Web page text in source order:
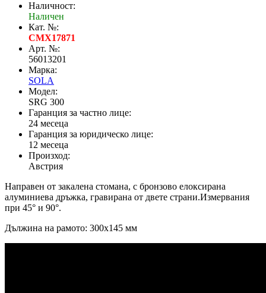
Наличност:
Наличен
Кат. №:
CMX17871
Арт. №:
56013201
Марка:
SOLA
Модел:
SRG 300
Гаранция за частно лице:
24 месеца
Гаранция за юридическо лице:
12 месеца
Произход:
Австрия
Направен от закалена стомана, с бронзово елоксирана
алуминиева дръжка, гравирана от двете страни.Измервания
при 45° и 90°.
Дължина на рамото: 300х145 мм